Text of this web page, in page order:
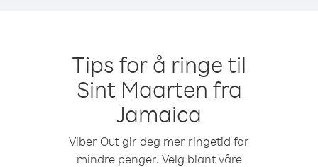
Tips for å ringe til
Sint Maarten fra
Jamaica
Viber Out gir deg mer ringetid for
mindre penger. Velg blant våre